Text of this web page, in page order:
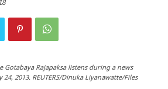
Gotabaya Rajapaksa listens during a news
2013. REUTERS/Dinuka Liyanawatte/Files